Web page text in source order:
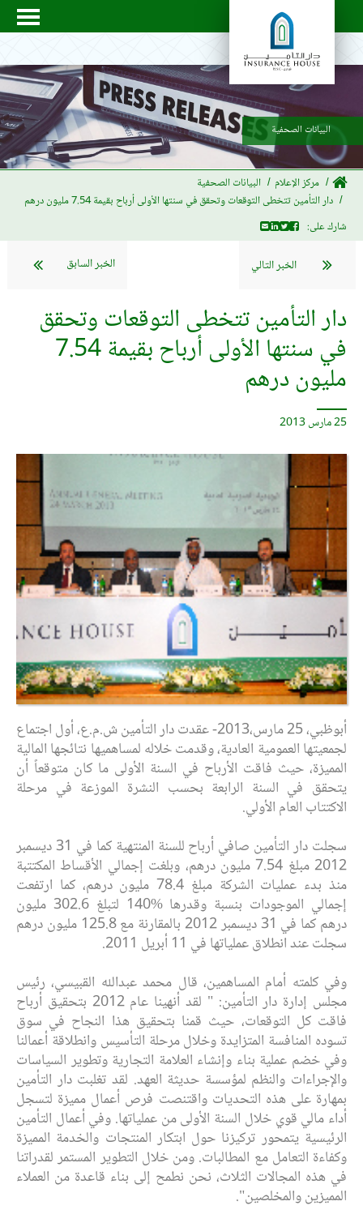
البيانات الصحفية
مركز الإعلام
البيانات الصحفية
دار التأمين تتخطى التوقعات وتحقق في سنتها الأولى أرباح بقيمة 7.54 مليون درهم
شارك على:
الخبر التالي الخبر السابق
دار التأمين تتخطى التوقعات وتحقق
في سنتها الأولى أرباح بقيمة 7.54
مليون درهم
25 مارس 2013
أبوظبي، 25 مارس،2013-
عقدت دار التأمين ش.م.ع، أول اجتماع
لجمعيتها العمومية العادية، وقدمت خلاله لمساهميها نتائجها المالية
المميزة، حيث فاقت الأرباح في السنة الأولى ما كان متوقعاً أن
يتحقق في السنة الرابعة بحسب النشرة الموزعة في مرحلة
الاكتتاب العام الأولي.
سجلت دار التأمين صافي أرباح للسنة المنتهية كما في 31 ديسمبر
2012 مبلغ 7.54 مليون درهم، وبلغت إجمالي الأقساط المكتتبة
منذ بدء عمليات الشركة مبلغ 78.4 مليون درهم، كما ارتفعت
إجمالي الموجودات بنسبة وقدرها %140 لتبلغ 302.6 مليون
درهم كما في 31 ديسمبر 2012 بالمقارنة مع 125.8 مليون درهم
سجلت عند انطلاق عملياتها في 11 أبريل 2011.
وفي كلمته أمام المساهمين، قال محمد عبدالله القبيسي، رئيس
مجلس إدارة دار التأمين: " لقد أنهينا عام 2012 بتحقيق أرباح
فاقت كل التوقعات، حيث قمنا بتحقيق هذا النجاح في سوق
تسوده المنافسة المتزايدة وخلال مرحلة التأسيس وانطلاقة أعمالنا
وفي خضم عملية بناء وإنشاء العلامة التجارية وتطوير السياسات
والإجراءات والنظم لمؤسسة حديثة العهد. لقد تغلبت دار التأمين
بمهارة على هذه التحديات واقتنصت فرص أعمال مميزة لتسجل
أداء مالي قوي خلال السنة الأولى من عملياتها. وفي أعمال التأمين
الرئيسية يتمحور تركيزنا حول ابتكار المنتجات والخدمة المميزة
وكفاءة التعامل مع المطالبات. ومن خلال التطوير المستمر لقدراتنا
في هذه المجالات الثلاث، نحن نطمح إلى بناء قاعدة من العملاء
المميزين والمخلصين".